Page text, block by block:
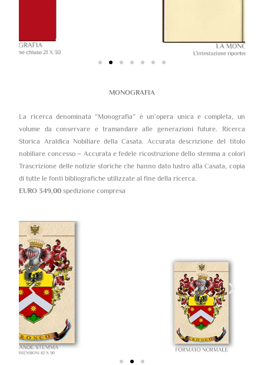
MONOGRAFIA
La ricerca denominata “Monografia” è un’opera unica e completa, un
volume da conservare e tramandare alle generazioni future. Ricerca
Storica Araldica Nobiliare della Casata. Accurata descrizione del titolo
nobiliare concesso – Accurata e fedele ricostruzione dello stemma a colori
Trascrizione delle notizie storiche che hanno dato lustro alla Casata, copia
di tutte le fonti bibliografiche utilizzate al fine della ricerca.
EURO 349,00 spedizione compresa